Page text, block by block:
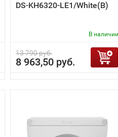
DS-KH6320-LE1/White(B)
В наличии
13 790 руб.
8 963,50 руб.